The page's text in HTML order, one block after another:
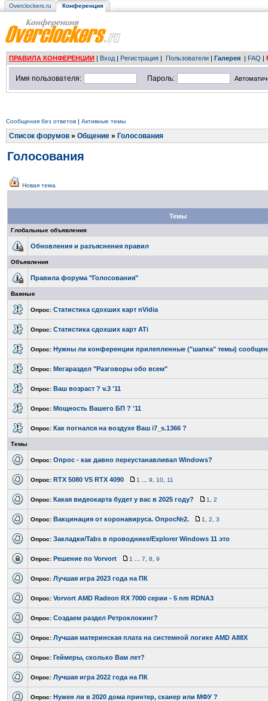
Overclockers.ru Конференция
ПРАВИЛА КОНФЕРЕНЦИИ | Вход | Регистрация | Пользователи | Галерея | FAQ |
Имя пользователя: Пароль:
Сообщения без ответов | Активные темы
Список форумов » Общение » Голосования
Голосования
Новая тема
Темы
Глобальные объявления
Обновления и разъяснения правил
Объявления
Правила форума "Голосования"
Важные
Опрос: Статистика сдохших карт nVidia
Опрос: Статистика сдохших карт ATi
Опрос: Нужны ли конференции прилепленные ("шапка" темы)
Опрос: Мегараздел "Разговоры обо всем"
Опрос: Ваш возраст ? v.3 '11
Опрос: Мощность Вашего БП ? '11
Опрос: Как погнался на воздухе Ваш i7_s.1366 ?
Темы
Опрос: Опрос - как давно переустанавливал Windows?
Опрос: RTX 5080 VS RTX 4090 1 9 10 11
Опрос: Какая видеокарта будет у вас в 2025 году? 1 2
Опрос: Вакцинация от коронавируса. Опрос№2. 1 2 3
Опрос: Закладки/Tabs в проводнике/Explorer Windows 11 это
Опрос: Решение по Vorvort 1 7 8 9
Опрос: Лучшая игра 2023 года на ПК
Опрос: Vorvort AMD Radeon RX 7000 серии - 5 nm RDNA3
Опрос: Создаем раздел Ретроклокинг?
Опрос: Лучшая материнская плата на системной логике AMD A88X
Опрос: Геймеры, сколько Вам лет?
Опрос: Лучшая игра 2022 года на ПК
Опрос: Нужен ли в 2020 дома принтер, сканер или МФУ ?